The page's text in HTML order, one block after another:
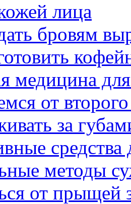
лица
бровям
медицина
от
за
средства
методы
от прыщей